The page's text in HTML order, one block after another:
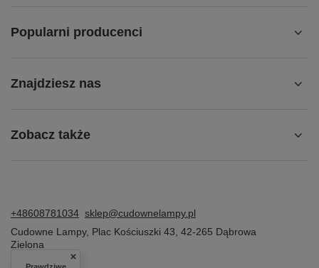
Popularni producenci
Znajdziesz nas
Zobacz także
+48608781034 sklep@cudownelampy.pl
Cudowne Lampy, Plac Kościuszki 43 42-265 Dąbrowa
Zielona